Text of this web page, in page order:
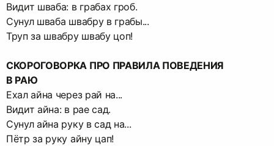
Видит шваба: в грабах гроб.
Сунул шваба швабру в грабы...
Труп за швабру швабу цоп!
СКОРОГОВОРКА ПРО ПРАВИЛА ПОВЕДЕНИЯ
В РАЮ
Ехал айна через рай на...
Видит айна: в рае сад.
Сунул айна руку в сад на...
Пётр за руку айну цап!